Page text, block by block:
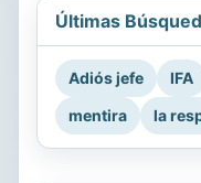
Últimas
Adiós jefe IFA
mentira
la